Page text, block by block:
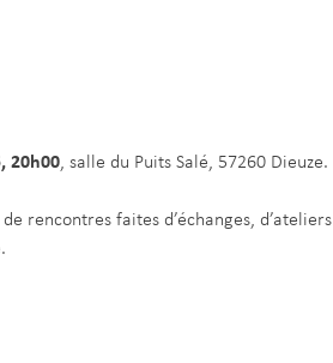
20h00, salle du Puits Salé, 57260 Dieuze.
rencontres faites d’échanges, d’ateliers